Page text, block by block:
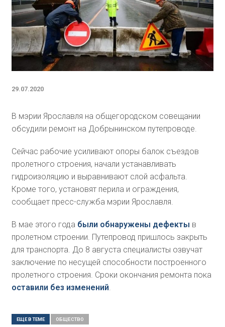
29.07.2020
В мэрии Ярославля на общегородском совещании
обсудили ремонт на Добрынинском путепроводе.
Сейчас рабочие усиливают опоры балок съездов
пролетного строения, начали устанавливать
гидроизоляцию и выравнивают слой асфальта.
Кроме того, установят перила и ограждения,
сообщает пресс-служба мэрии Ярославля.
В мае этого года были обнаружены дефекты в
пролетном строении. Путепровод пришлось закрыть
для транспорта. До 8 августа специалисты озвучат
заключение по несущей способности построенного
пролетного строения. Сроки окончания ремонта пока
оставили без изменений.
ЕЩЕ В ТЕМЕ ОБЩЕСТВO